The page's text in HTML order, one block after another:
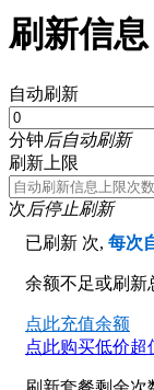
刷新信
自动刷新
分钟后自动刷新
刷新上限
次后停止刷新
已刷新 次, 每次
余额不足或刷新
点此充值余额
点此购买低价超